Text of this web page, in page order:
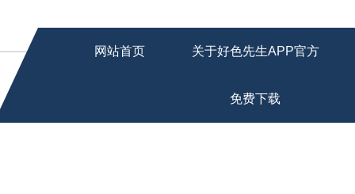
网站首页 关于好色先生APP官方
免费下载